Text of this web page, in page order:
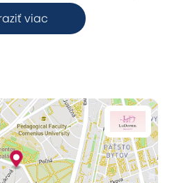
viac
ošetrení, cez
kúry. V